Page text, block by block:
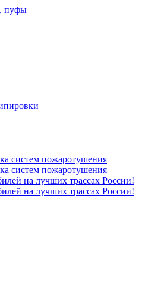
пуфы
систем пожаротушения
систем пожаротушения
на лучших трассах России!
на лучших трассах России!